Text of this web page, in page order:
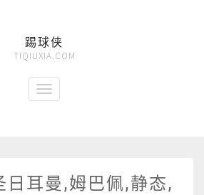
踢球侠
TIQIUXIA.COM
日耳曼,姆巴佩,静态,